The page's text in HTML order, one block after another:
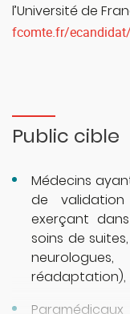
l’Université de
fcomte.fr/
Public cible
Médecins
de validation
exerçant
soins de
réadaptation),